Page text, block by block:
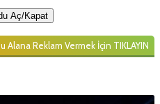
Aç/Kapat
Alana Reklam Vermek İçin TIKLAYIN